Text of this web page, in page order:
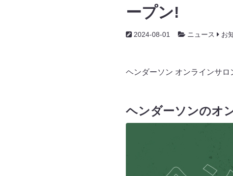
ープン!
2024-08-01 ニュース お
ヘンダーソン オンラインサロ
ヘンダーソンのオ